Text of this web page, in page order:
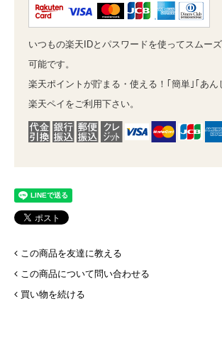
いつもの楽天IDとパスワードを使ってスムー
可能です。
楽天ポイントが貯まる・使える！｢簡単｣｢あん
楽天ペイをご利用下さい。
この商品を友達に教える
この商品について問い合わせる
買い物を続ける